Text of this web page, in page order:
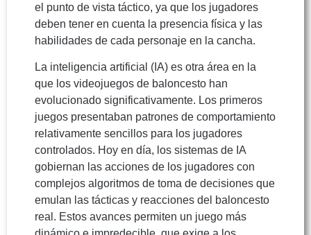
el punto de vista táctico, ya que los jugadores
deben tener en cuenta la presencia física y las
habilidades de cada personaje en la cancha.
La inteligencia artificial (IA) es otra área en la
que los videojuegos de baloncesto han
evolucionado significativamente. Los primeros
juegos presentaban patrones de comportamiento
relativamente sencillos para los jugadores
controlados. Hoy en día, los sistemas de IA
gobiernan las acciones de los jugadores con
complejos algoritmos de toma de decisiones que
emulan las tácticas y reacciones del baloncesto
real. Estos avances permiten un juego más